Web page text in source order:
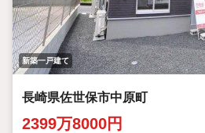
新築一戸建て
長崎県佐世保市中原町
2399万8000円